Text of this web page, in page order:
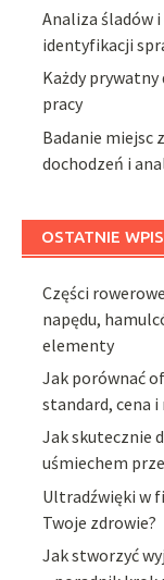
Analiza śladów
identyfikacji
Każdy prywatny
pracy
Badanie miejsc
dochodzeń i
OSTATNIE
Części
napędu,
elementy
Jak porównać
standard, cena
Jak skutecznie
uśmiechem
Ultradźwięki w
Twoje zdrowie?
Jak stworzyć